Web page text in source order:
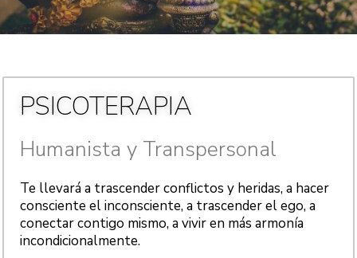
PSICOTERAPIA
Humanista y Transpersonal
Te llevará a trascender conflictos y heridas, a hacer
consciente el inconsciente, a trascender el ego, a
conectar contigo mismo, a vivir en más armonía
incondicionalmente.